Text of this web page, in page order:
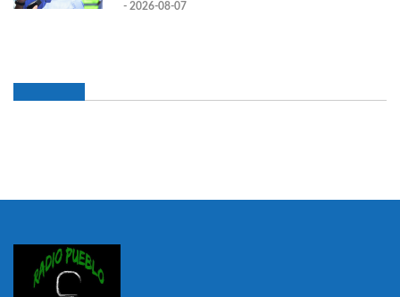
- 2026-08-07